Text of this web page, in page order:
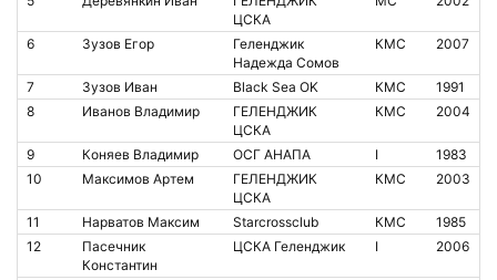
ЦСКА
6 Зузов Егор
Геленджик
Надежда Сомов
КМС 2007
7 Зузов Иван Black Sea OK КМС
1991
8
Иванов Владимир
ГЕЛЕНДЖИК
ЦСКА
КМС 2004
9 Коняев Владимир ОСГ АНАПА I
1983
10
Максимов Артем
ГЕЛЕНДЖИК
ЦСКА
КМС 2003
11 Нарватов Максим Starcrossclub КМС
1985
12
Пасечник
Константин
ЦСКА Геленджик I 2006